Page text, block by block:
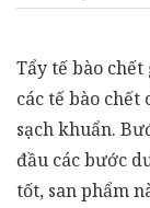
Tẩy tế bào
các tế bào
sạch khuẩn.
đầu các bước
tốt, san phẩm